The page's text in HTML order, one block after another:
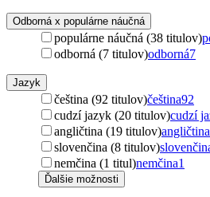
Odborná x populárne náučná
populárne náučná (38 titulov)
odborná (7 titulov)odborná7
Jazyk
čeština (92 titulov)čeština92
cudzí jazyk (20 titulov)cudzí
angličtina (19 titulov)angličtina
slovenčina (8 titulov)
nemčina (1 titul)nemčina1
Ďalšie možnosti